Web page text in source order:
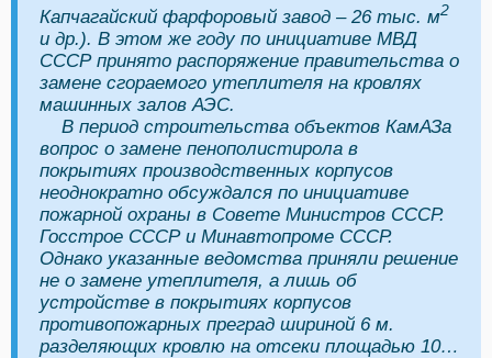
Капчагайский фарфоровый завод – 26 тыс. м2
и др.). В этом же году по инициативе МВД
СССР принято распоряжение правительства о
замене сгораемого утеплителя на кровлях
машинных залов АЭС.
В период строительства объектов КамАЗа
вопрос о замене пенополистирола в
покрытиях производственных корпусов
неоднократно обсуждался по инициативе
пожарной охраны в Совете Министров СССР.
Госстрое СССР и Минавтопроме СССР.
Однако указанные ведомства приняли решение
не о замене утеплителя, а лишь об
устройстве в покрытиях корпусов
противопожарных преград шириной 6 м.
разделяющих кровлю на отсеки площадью 10…